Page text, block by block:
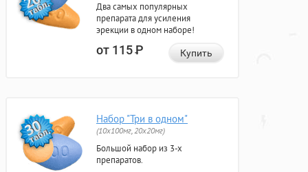
Два самых популярных
препарата для усиления
эрекции в одном наборе!
от 115Р Купить
Набор "Три в одном"
(10x100мг, 20x20мг)
Большой набор из 3-х
препаратов.